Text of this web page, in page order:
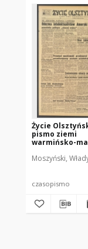
Życie
pismo ziemi
warmińsko-
Moszyński,
czasopismo